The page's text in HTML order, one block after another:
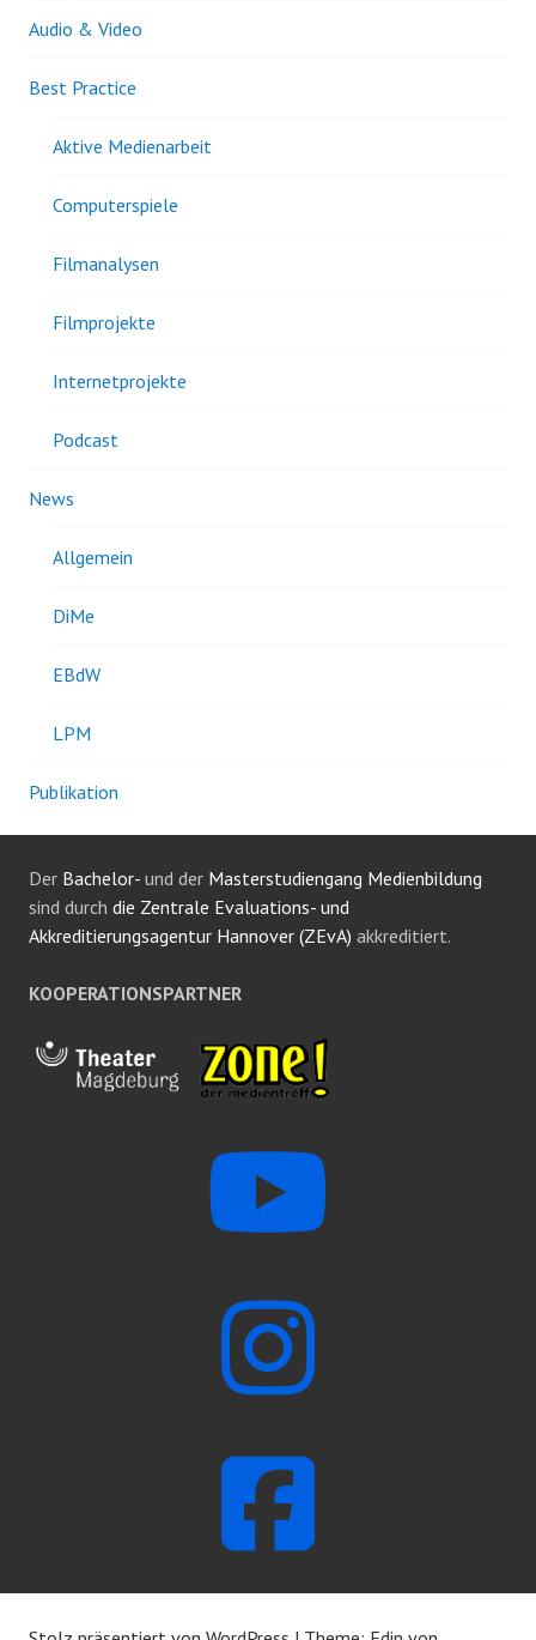
Audio & Video
Best Practice
Aktive Medienarbeit
Computerspiele
Filmanalysen
Filmprojekte
Internetprojekte
Podcast
News
Allgemein
DiMe
EBdW
LPM
Publikation
Der Bachelor- und der Masterstudiengang Medienbildung
sind durch die Zentrale Evaluations- und
Akkreditierungsagentur Hannover (ZEvA) akkreditiert.
KOOPERATIONSPARTNER